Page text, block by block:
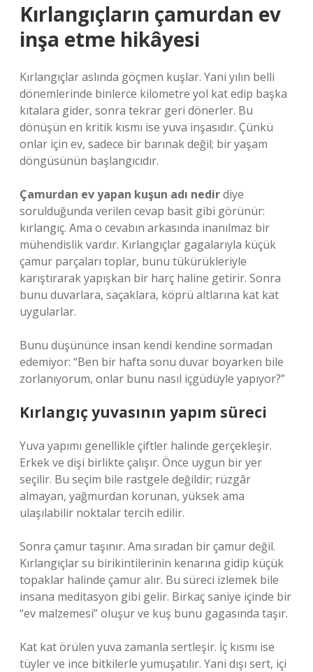
Kırlangıçların çamurdan ev
inşa etme hikâyesi
Kırlangıçlar aslında göçmen kuşlar. Yani yılın belli
dönemlerinde binlerce kilometre yol kat edip başka
kıtalara gider, sonra tekrar geri dönerler. Bu
dönüşün en kritik kısmı ise yuva inşasıdır. Çünkü
onlar için ev, sadece bir barınak değil; bir yaşam
döngüsünün başlangıcıdır.
Çamurdan ev yapan kuşun adı nedirdiye
sorulduğunda verilen cevap basit gibi görünür:
kırlangıç. Ama o cevabın arkasında inanılmaz bir
mühendislik vardır. Kırlangıçlar gagalarıyla küçük
çamur parçaları toplar, bunu tükürükleriyle
karıştırarak yapışkan bir harç haline getirir. Sonra
bunu duvarlara, saçaklara, köprü altlarına kat kat
uygularlar.
Bunu düşününce insan kendi kendine sormadan
edemiyor: “Ben bir hafta sonu duvar boyarken bile
zorlanıyorum, onlar bunu nasıl içgüdüyle yapıyor?”
Kırlangıç yuvasının yapım süreci
Yuva yapımı genellikle çiftler halinde gerçekleşir.
Erkek ve dişi birlikte çalışır. Önce uygun bir yer
seçilir. Bu seçim bile rastgele değildir; rüzgâr
almayan, yağmurdan korunan, yüksek ama
ulaşılabilir noktalar tercih edilir.
Sonra çamur taşınır. Ama sıradan bir çamur değil.
Kırlangıçlar su birikintilerinin kenarına gidip küçük
topaklar halinde çamur alır. Bu süreci izlemek bile
insana meditasyon gibi gelir. Birkaç saniye içinde bir
“ev malzemesi” oluşur ve kuş bunu gagasında taşır.
Kat kat örülen yuva zamanla sertleşir. İç kısmı ise
tüyler ve ince bitkilerle yumuşatılır. Yani dışı sert, içi